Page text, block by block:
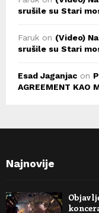
srušile su Stari
Faruk on (Video)
srušile su Stari
Esad Jaganjac on
AGREEMENT KAO
Najnovije